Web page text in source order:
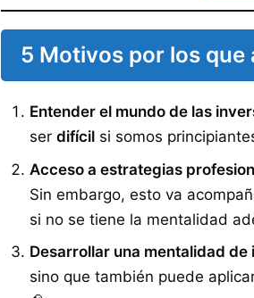
5 Motivos por los que
Entender el mundo de las
ser difícilsi somos
Acceso a estrategias
Sin embargo, esto va
si no se tiene la mentalidad
Desarrollar una mentalidad
sino que también puede